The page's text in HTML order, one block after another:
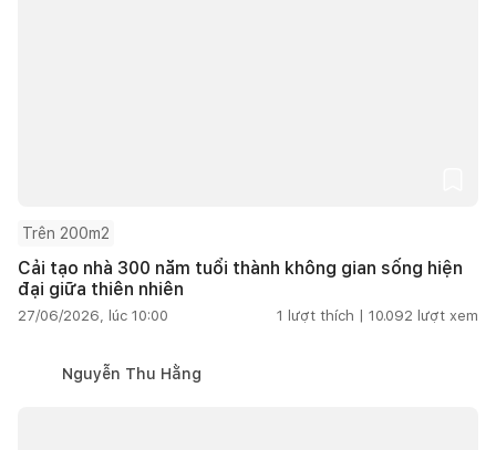
Trên 200m2
Cải tạo nhà 300 năm tuổi thành không gian sống hiện
đại giữa thiên nhiên
27/06/2026, lúc 10:00 1 lượt thích | 10.092 lượt xem
Nguyễn Thu Hằng